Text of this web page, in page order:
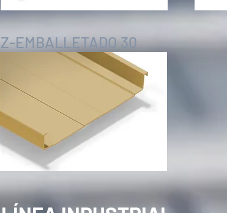
Z-EMBALLETADO 30